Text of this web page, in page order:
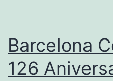
Barcelona
126